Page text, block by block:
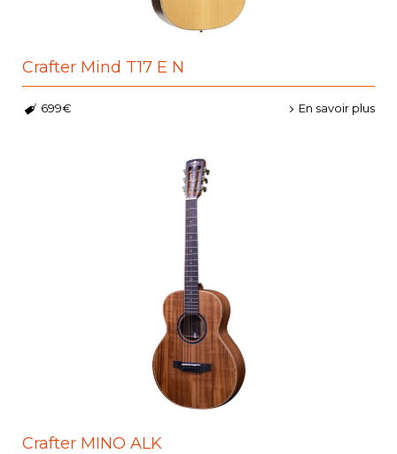
Crafter Mind T17 E N
699€ En savoir plus
Crafter MINO ALK